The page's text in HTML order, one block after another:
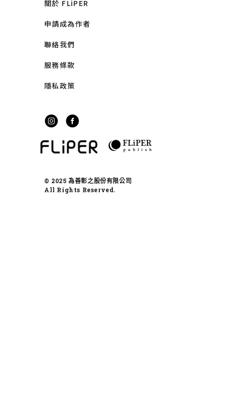
關於 FLiPER
申請成為作者
聯絡我們
服務條款
隱私政策
© 2025 為善彰之股份有限公司
All Rights Reserved.